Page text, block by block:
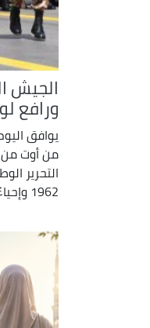
الجيش
ورافع
يوافق
من أوت من
التحرير
1962 وإحياءً لدور المؤسسة العسكرية ...